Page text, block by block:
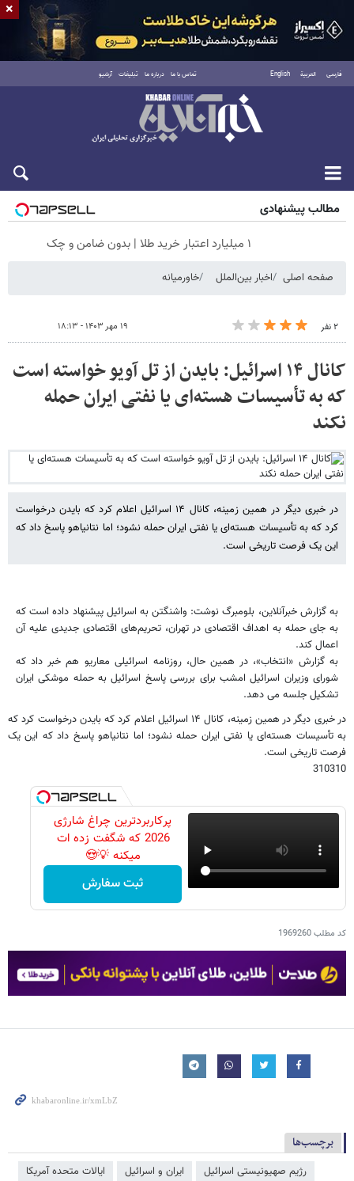
فارسی العربية English تماس با ما درباره ما تبلیغات آرشیو
جمعه ۱۶ مرداد ۱۴۰۵
مطالب پیشنهادی
۱ میلیارد اعتبار خرید طلا | بدون ضامن و چک
صفحه اصلی اخبار بین‌الملل خاورمیانه
۲ نفر ۱۹ مهر ۱۴۰۳ - ۱۸:۱۳
کانال ۱۴ اسرائیل: بایدن از تل آویو خواسته است
که به تأسیسات هسته‌ای یا نفتی ایران حمله
نکند
در خبری دیگر در همین زمینه، کانال ۱۴ اسرائیل اعلام کرد که بایدن درخواست
کرد که به تأسیسات هسته‌ای یا نفتی ایران حمله نشود؛ اما نتانیاهو پاسخ داد که
این یک فرصت تاریخی است.
به گزارش خبرآنلاین، بلومبرگ نوشت: واشنگتن به اسرائیل پیشنهاد داده است که
به جای حمله به اهداف اقتصادی در تهران، تحریم‌های اقتصادی جدیدی علیه آن
اعمال کند.
به گزارش «انتخاب»، در همین حال، روزنامه اسرائیلی معاریو هم خبر داد که
شورای وزیران اسرائیل امشب برای بررسی پاسخ اسرائیل به حمله موشکی ایران
تشکیل جلسه می دهد.
در خبری دیگر در همین زمینه، کانال ۱۴ اسرائیل اعلام کرد که بایدن درخواست کرد که
به تأسیسات هسته‌ای یا نفتی ایران حمله نشود؛ اما نتانیاهو پاسخ داد که این یک
فرصت تاریخی است.
310310
پرکاربردترین چراغ شارژی
2026 که شگفت زده ات
میکنه 💡😍
ثبت سفارش
کد مطلب1969260
برچسب‌ها
رژیم صهیونیستی اسرائیل ایران و اسرائیل
ایالات متحده آمریکا
×